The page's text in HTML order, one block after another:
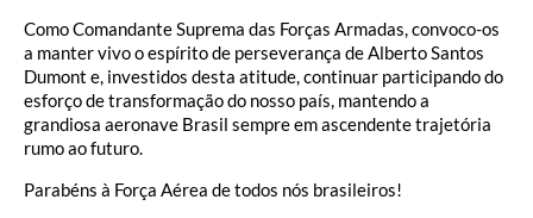
Como Comandante Suprema das Forças Armadas, convoco-os
a manter vivo o espírito de perseverança de Alberto Santos
Dumont e, investidos desta atitude, continuar participando do
esforço de transformação do nosso país, mantendo a
grandiosa aeronave Brasil sempre em ascendente trajetória
rumo ao futuro.
Parabéns à Força Aérea de todos nós brasileiros!